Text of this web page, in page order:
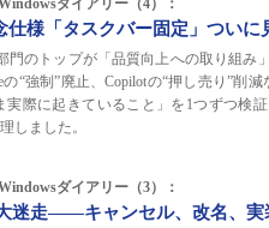
ダイアリー（4）：
仕様「タスクバー固定」つい
門のトップが「品質向上への取り組み
の“強制”廃止、Copilotの“押し売り”削
際に起きていること」を1つずつ検
しました。
ダイアリー（3）：
迷走――キャンセル、改名、